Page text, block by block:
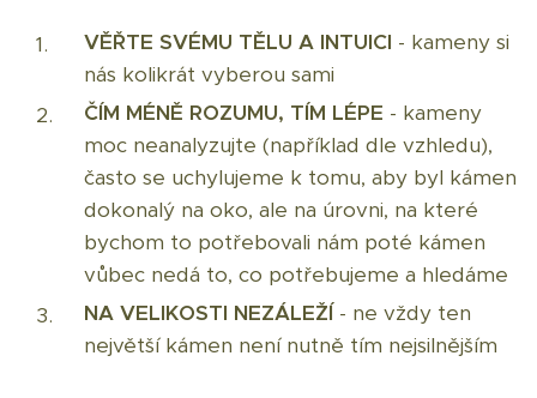
VĚŘTE SVÉMU TĚLU A INTUICI - kameny si
nás kolikrát vyberou sami
ČÍM MÉNĚ ROZUMU, TÍM LÉPE - kameny
moc neanalyzujte (například dle vzhledu),
často se uchylujeme k tomu, aby byl kámen
dokonalý na oko, ale na úrovni, na které
bychom to potřebovali nám poté kámen
vůbec nedá to, co potřebujeme a hledáme
NA VELIKOSTI NEZÁLEŽÍ - ne vždy ten
největší kámen není nutně tím nejsilnějším